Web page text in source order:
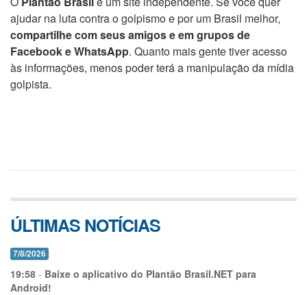
ajudar na luta contra o golpismo e por um Brasil melhor,
compartilhe com seus amigos e em grupos de
Facebook e WhatsApp. Quanto mais gente tiver acesso
às informações, menos poder terá a manipulação da mídia
golpista.
ÚLTIMAS NOTÍCIAS
7/8/2026
19:58 - Baixe o aplicativo do Plantão Brasil.NET para
Android!